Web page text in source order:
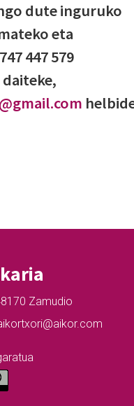
dute inguruko
eta
447 579
Zamudio